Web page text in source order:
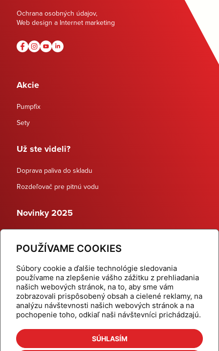
POUŽÍVAME COOKIES
Súbory cookie a ďalšie technológie sledovania
používame na zlepšenie vášho zážitku z prehliadania
našich webových stránok, na to, aby sme vám
zobrazovali prispôsobený obsah a cielené reklamy, na
analýzu návštevnosti našich webových stránok a na
pochopenie toho, odkiaľ naši návštevníci prichádzajú.
SÚHLASÍM
Ochrana osobných údajov,
Web design a Internet marketing
Akcie
Pumpfix
Sety
Už ste videli?
Doprava paliva do skladu
Rozdeľovač pre pitnú vodu
Novinky 2025
Dynamické termostatické ventily
Domov
Produkty
Aktuality
Odber šikovné tipy
Kalkulačky
Cenníky
Na stiahnutie
Referencie